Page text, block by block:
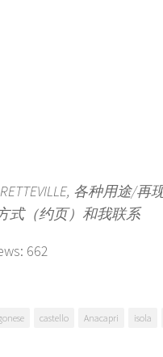
各种用途/
式（约页）和我联系
662
castello Anacapri isola